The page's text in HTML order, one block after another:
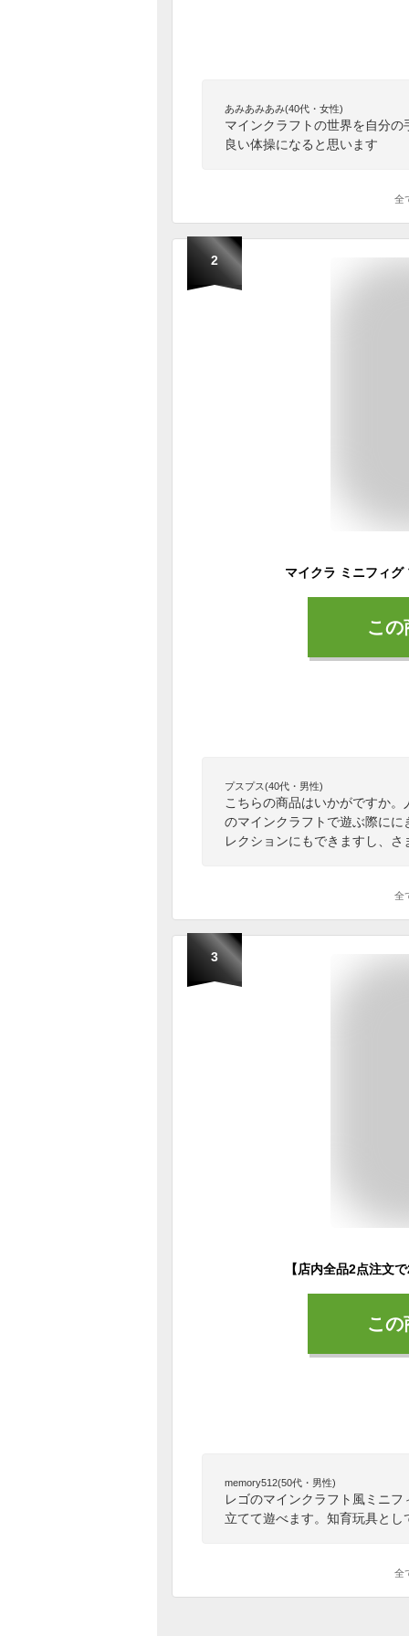
あみあみあみ(40代・女性)
マインクラフトの世界を自分
良い体操になると思います
全
2
こ
プスプス(40代・男性)
こちらの商品はいかがですか
のマインクラフトで遊ぶ際に
レクションにもできますし、
全
3
こ
memory512(50代・男性)
レゴのマインクラフト風ミニ
立てて遊べます。知育玩具とし
全